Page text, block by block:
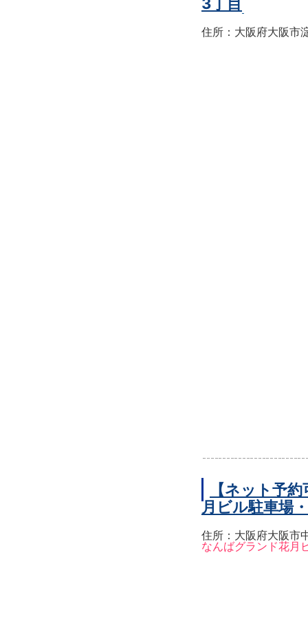
住所：大阪府大阪市
【ネット予
月ビル駐車場
住所：大阪府大阪市
なんばグランド花